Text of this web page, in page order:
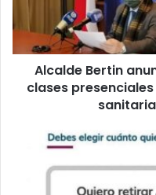
retomaran
clases
presenciales
hasta
que
sanitarias
seguras
Alcalde Bertin
clases